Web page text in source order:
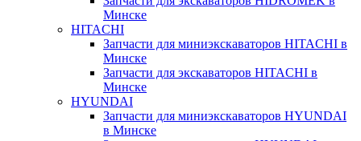
Минске
HITACHI
Запчасти для миниэкскаваторов HITACHI в
Минске
Запчасти для экскаваторов HITACHI в
Минске
HYUNDAI
Запчасти для миниэкскаваторов HYUNDAI
в Минске